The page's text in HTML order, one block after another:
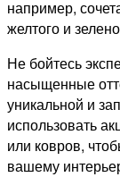
например,
желтого и
Не бойтесь
насыщенные
уникальной и
использовать
или ковров,
вашему